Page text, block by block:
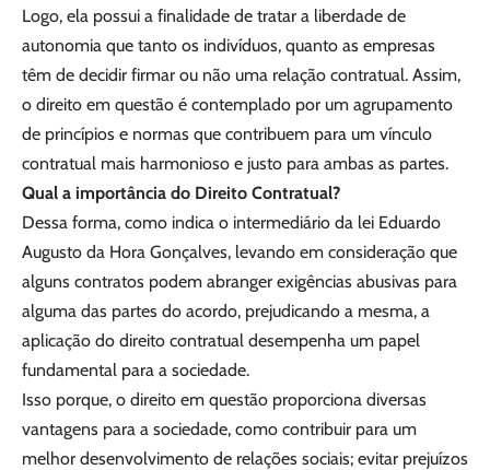
Logo, ela possui a finalidade de tratar a liberdade de
autonomia que tanto os indivíduos, quanto as empresas
têm de decidir firmar ou não uma relação contratual. Assim,
o direito em questão é contemplado por um agrupamento
de princípios e normas que contribuem para um vínculo
contratual mais harmonioso e justo para ambas as partes.
Qual a importância do Direito Contratual?
Dessa forma, como indica o intermediário da lei Eduardo
Augusto da Hora Gonçalves, levando em consideração que
alguns contratos podem abranger exigências abusivas para
alguma das partes do acordo, prejudicando a mesma, a
aplicação do direito contratual desempenha um papel
fundamental para a sociedade.
Isso porque, o direito em questão proporciona diversas
vantagens para a sociedade, como contribuir para um
melhor desenvolvimento de relações sociais; evitar prejuízos